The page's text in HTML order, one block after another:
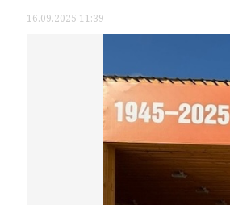
16.09.2025 11:39